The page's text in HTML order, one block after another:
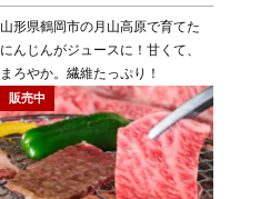
山形県鶴岡市の月山高原で育てた
にんじんがジュースに！甘くて、
まろやか。繊維たっぷり！
販売中